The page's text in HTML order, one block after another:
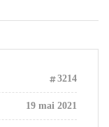
3214
19 mai 2021